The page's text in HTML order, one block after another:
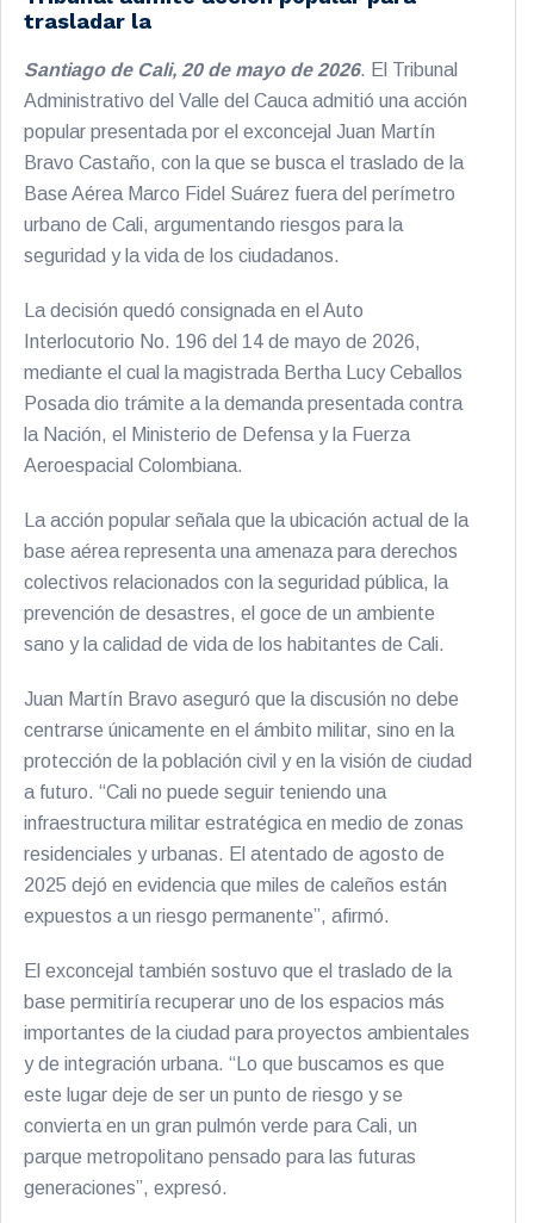
trasladar la
Santiago de Cali, 20 de mayo de 2026. El Tribunal
Administrativo del Valle del Cauca admitió una acción
popular presentada por el exconcejal Juan Martín
Bravo Castaño, con la que se busca el traslado de la
Base Aérea Marco Fidel Suárez fuera del perímetro
urbano de Cali, argumentando riesgos para la
seguridad y la vida de los ciudadanos.
La decisión quedó consignada en el Auto
Interlocutorio No. 196 del 14 de mayo de 2026,
mediante el cual la magistrada Bertha Lucy Ceballos
Posada dio trámite a la demanda presentada contra
la Nación, el Ministerio de Defensa y la Fuerza
Aeroespacial Colombiana.
La acción popular señala que la ubicación actual de la
base aérea representa una amenaza para derechos
colectivos relacionados con la seguridad pública, la
prevención de desastres, el goce de un ambiente
sano y la calidad de vida de los habitantes de Cali.
Juan Martín Bravo aseguró que la discusión no debe
centrarse únicamente en el ámbito militar, sino en la
protección de la población civil y en la visión de ciudad
a futuro. “Cali no puede seguir teniendo una
infraestructura militar estratégica en medio de zonas
residenciales y urbanas. El atentado de agosto de
2025 dejó en evidencia que miles de caleños están
expuestos a un riesgo permanente”, afirmó.
El exconcejal también sostuvo que el traslado de la
base permitiría recuperar uno de los espacios más
importantes de la ciudad para proyectos ambientales
y de integración urbana. “Lo que buscamos es que
este lugar deje de ser un punto de riesgo y se
convierta en un gran pulmón verde para Cali, un
parque metropolitano pensado para las futuras
generaciones”, expresó.